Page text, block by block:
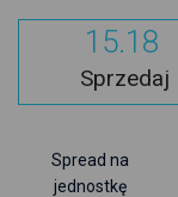
15.18
Sprzedaj
Spread na
jednostkę